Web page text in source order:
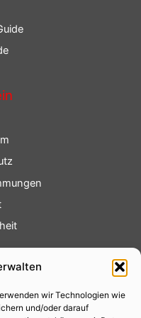
wir Technologien wie
und/oder darauf